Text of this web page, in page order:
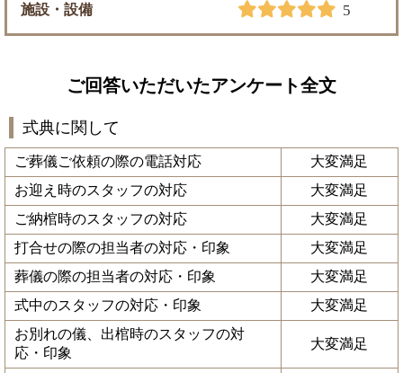
施設・設備 5
ご回答いただいたアンケート全文
式典に関して
ご葬儀ご依頼の際の電話対応
大変満足
お迎え時のスタッフの対応
大変満足
ご納棺時のスタッフの対応
大変満足
打合せの際の担当者の対応・印象
大変満足
葬儀の際の担当者の対応・印象
大変満足
式中のスタッフの対応・印象
大変満足
お別れの儀、出棺時のスタッフの対
応・印象
大変満足